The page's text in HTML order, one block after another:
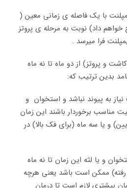
با یک فاصله ی زمانی معین (
داد) نوبت به مرحله ی پروتز
فرا میرسد .
و پروتز) از دو ماه تا نه ماه
بدین ترتیب که:
به پیوند نباشد و استخوان و
مناسب برخوردار باشند این زمان
و یا سه ماه (برای فک بالا) در
و یا لثه این زمان تا نه ماه
ممکن است باشد یعنی هرچه